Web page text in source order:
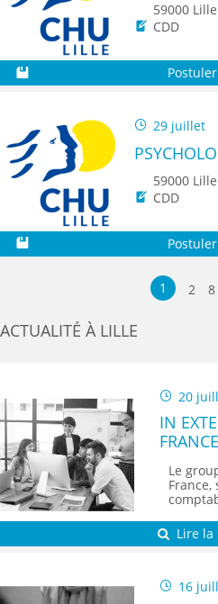
59000 Lille
CDD
Postuler
29 juillet
59000 Lille
CDD
Postuler
1 2 8
ACTUALITÉ À LILLE
20
IN
Le
France,
Lire la
16